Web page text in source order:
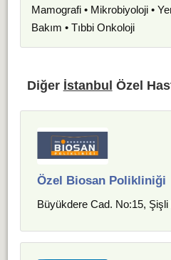
Mamografi • Mikrobiyoloji •
Bakım • Tıbbi Onkoloji
Diğer İstanbul Özel
Özel Biosan Polikliniği
Büyükdere Cad. No:15,